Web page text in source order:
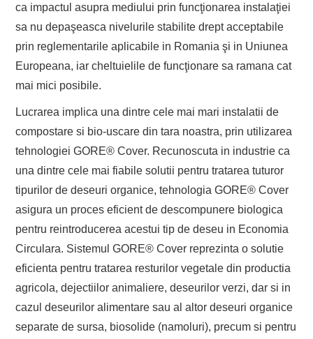
ca impactul asupra mediului prin funcţionarea instalaţiei
sa nu depaşeasca nivelurile stabilite drept acceptabile
prin reglementarile aplicabile in Romania şi in Uniunea
Europeana, iar cheltuielile de funcţionare sa ramana cat
mai mici posibile.
Lucrarea implica una dintre cele mai mari instalatii de
compostare si bio-uscare din tara noastra, prin utilizarea
tehnologiei GORE® Cover. Recunoscuta in industrie ca
una dintre cele mai fiabile solutii pentru tratarea tuturor
tipurilor de deseuri organice, tehnologia GORE® Cover
asigura un proces eficient de descompunere biologica
pentru reintroducerea acestui tip de deseu in Economia
Circulara. Sistemul GORE® Cover reprezinta o solutie
eficienta pentru tratarea resturilor vegetale din productia
agricola, dejectiilor animaliere, deseurilor verzi, dar si in
cazul deseurilor alimentare sau al altor deseuri organice
separate de sursa, biosolide (namoluri), precum si pentru